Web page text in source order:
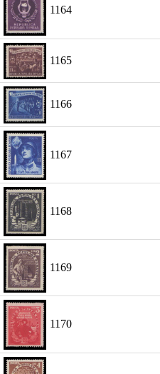
1164
1165
1166
1167
1168
1169
1170